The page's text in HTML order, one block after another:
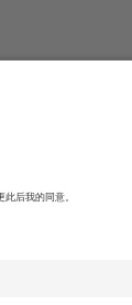
CDMX,
关详细信息，